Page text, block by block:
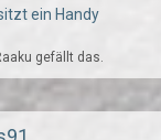
ein Handy
gefällt das.